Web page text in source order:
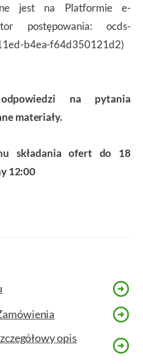
jest na Platformie e-
postępowania: ocds-
b4ea-f64d350121d2)
na pytania
materiały.
składania ofert do 18
12:00
opis